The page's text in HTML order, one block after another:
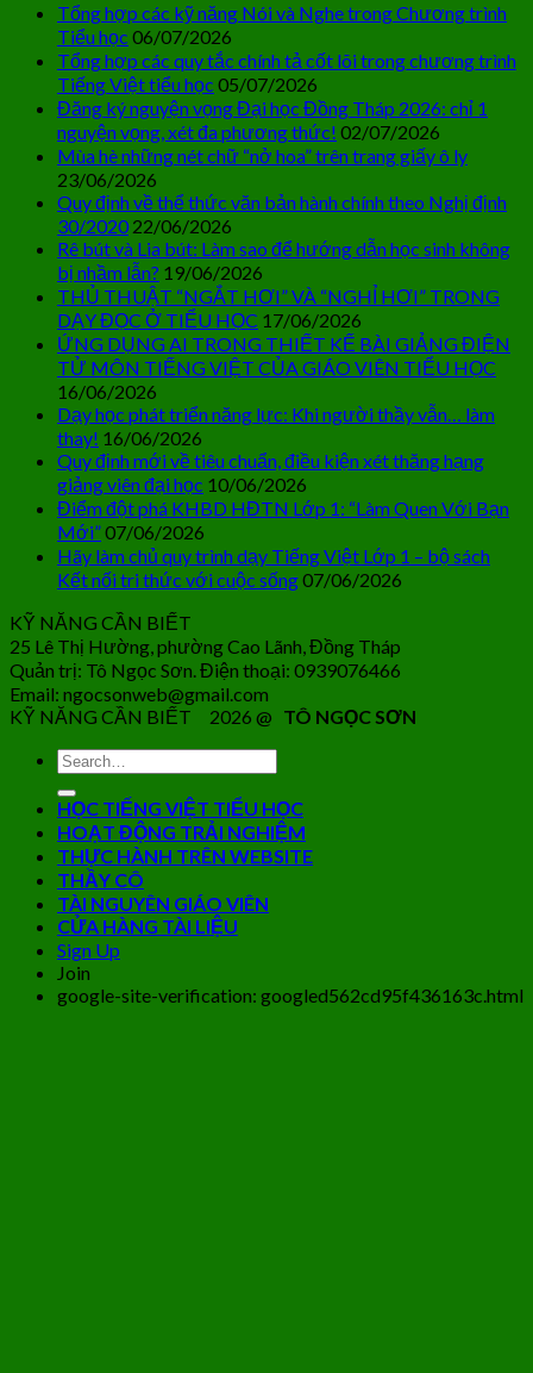
Tổng hợp các kỹ năng Nói và Nghe trong Chương trình
Tiểu học 06/07/2026
Tổng hợp các quy tắc chính tả cốt lõi trong chương trình
Tiếng Việt tiểu học 05/07/2026
Đăng ký nguyện vọng Đại học Đồng Tháp 2026: chỉ 1
nguyện vọng, xét đa phương thức! 02/07/2026
Mùa hè những nét chữ “nở hoa” trên trang giấy ô ly
23/06/2026
Quy định về thể thức văn bản hành chính theo Nghị định
30/2020 22/06/2026
Rê bút và Lia bút: Làm sao để hướng dẫn học sinh không
bị nhầm lẫn? 19/06/2026
THỦ THUẬT “NGẮT HƠI” VÀ “NGHỈ HƠI” TRONG
DẠY ĐỌC Ở TIỂU HỌC 17/06/2026
ỨNG DỤNG AI TRONG THIẾT KẾ BÀI GIẢNG ĐIỆN
TỬ MÔN TIẾNG VIỆT CỦA GIÁO VIÊN TIỂU HỌC
16/06/2026
Dạy học phát triển năng lực: Khi người thầy vẫn… làm
thay! 16/06/2026
Quy định mới về tiêu chuẩn, điều kiện xét thăng hạng
giảng viên đại học 10/06/2026
Điểm đột phá KHBD HĐTN Lớp 1: “Làm Quen Với Bạn
Mới”07/06/2026
Hãy làm chủ quy trình dạy Tiếng Việt Lớp 1 – bộ sách
Kết nối tri thức với cuộc sống07/06/2026
KỸ NĂNG CẦN BIẾT
25 Lê Thị Hường, phường Cao Lãnh, Đồng Tháp
Quản trị: Tô Ngọc Sơn. Điện thoại: 0939076466
Email: ngocsonweb@gmail.com
KỸ NĂNG CẦN BIẾT 2026 @ TÔ NGỌC SƠN
HỌC TIẾNG VIỆT TIỂU HỌC
HOẠT ĐỘNG TRẢI NGHIỆM
THỰC HÀNH TRÊN WEBSITE
THẦY CÔ
TÀI NGUYÊN GIÁO VIÊN
CỬA HÀNG TÀI LIỆU
Sign Up
Join
google-site-verification: googled562cd95f436163c.html